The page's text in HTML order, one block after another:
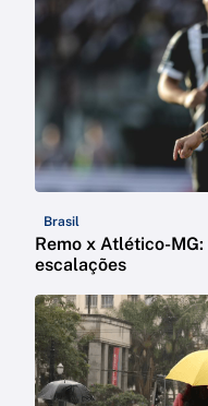
Brasil
Remo x Atlético-
escalações